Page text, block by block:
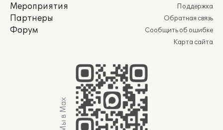
Мероприятия
Партнеры
Форум
Поддержка
Обратная связь
Сообщить об ошибке
Карта сайта
Мы в Max